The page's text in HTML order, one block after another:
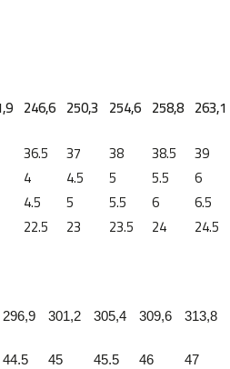
246,6 250,3 254,6 258,8 263,1
36.5 37 38 38.5 39
4 4.5 5 5.5 6
4.5 5 5.5 6 6.5
22.5 23 23.5 24 24.5
296,9 301,2 305,4 309,6 313,8
44.5 45 45.5 46 47